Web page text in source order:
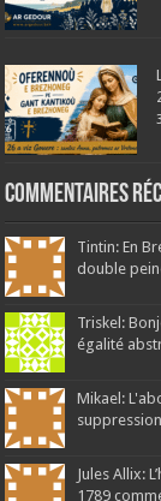
Commentaires
Tintin: En
double
Triskel:
égalité
Mikael:
Jules Allix:
1789